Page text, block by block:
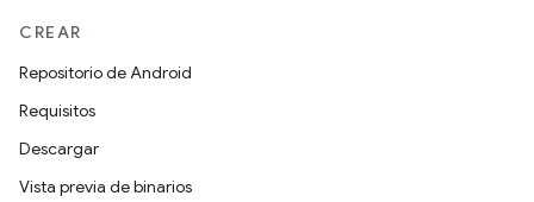
CREAR
Repositorio de Android
Requisitos
Descargar
Vista previa de binarios